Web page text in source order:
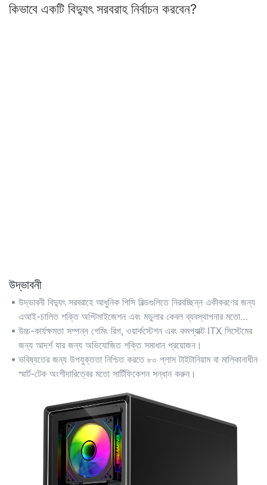
কিভাবে একটি বিদ্যুৎ সরবরাহ নির্বাচন করবেন?
উদ্ভাবনী
উদ্ভাবনী বিদ্যুৎ সরবরাহে আধুনিক পিসি বিল্ডগুলিতে নিরবচ্ছিন্ন একীকরণের জন্য
এআই-চালিত শক্তি অপ্টিমাইজেশন এবং মডুলার কেবল ব্যবস্থাপনার মতো
অত্যাধুনিক প্রযুক্তি রয়েছে।
উচ্চ-কার্যক্ষমতা সম্পন্ন গেমিং রিগ, ওয়ার্কস্টেশন এবং কমপ্যাক্ট ITX সিস্টেমের
জন্য আদর্শ যার জন্য অভিযোজিত শক্তি সমাধান প্রয়োজন।
ভবিষ্যতের জন্য উপযুক্ততা নিশ্চিত করতে ৮০ প্লাস টাইটানিয়াম বা মালিকানাধীন
স্মার্ট-টেক অংশীদারিত্বের মতো সার্টিফিকেশন সন্ধান করুন।